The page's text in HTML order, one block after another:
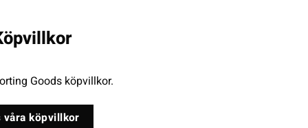
Goods köpvillkor.
våra köpvillkor